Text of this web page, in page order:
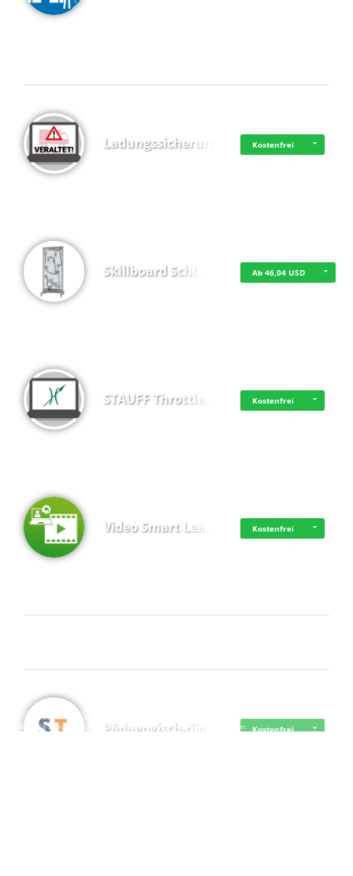
Ladungssicherung Kostenfrei
Skillboard Schl… Ab 46,04 USD
STAUFF Throttle… Kostenfrei
Video Smart Lea… Kostenfrei
Pädagogisch-did… Kostenfrei
· ·Datenschutz ·
© 2016 - 2026 SupraTix GmbH oder Partnergesellschaften - Alle Rechte vorbehalten.